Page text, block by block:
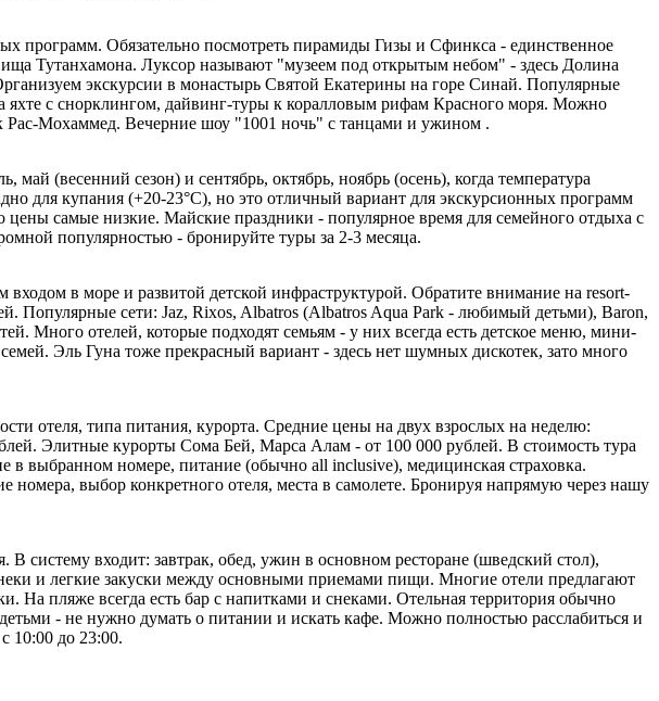
программ. Обязательно посмотреть пирамиды Гизы и Сфинкса - единственное
Тутанхамона. Луксор называют "музеем под открытым небом" - здесь Долина
экскурсии в монастырь Святой Екатерины на горе Синай. Популярные
с снорклингом, дайвинг-туры к коралловым рифам Красного моря. Можно
Мохаммед. Вечерние шоу "1001 ночь" с танцами и ужином .
(весенний сезон) и сентябрь, октябрь, ноябрь (осень), когда температура
для купания (+20-23°C), но это отличный вариант для экскурсионных программ
самые низкие. Майские праздники - популярное время для семейного отдыха с
популярностью - бронируйте туры за 2-3 месяца.
в море и развитой детской инфраструктурой. Обратите внимание на resort-
Популярные сети: Jaz, Rixos, Albatros (Albatros Aqua Park - любимый детьми), Baron,
Много отелей, которые подходят семьям - у них всегда есть детское меню, мини-
Эль Гуна тоже прекрасный вариант - здесь нет шумных дискотек, зато много
отеля, типа питания, курорта. Средние цены на двух взрослых на неделю:
Элитные курорты Сома Бей, Марса Алам - от 100 000 рублей. В стоимость тура
в выбранном номере, питание (обычно all inclusive), медицинская страховка.
выбор конкретного отеля, места в самолете. Бронируя напрямую через нашу
систему входит: завтрак, обед, ужин в основном ресторане (шведский стол),
и легкие закуски между основными приемами пищи. Многие отели предлагают
На пляже всегда есть бар с напитками и снеками. Отельная территория обычно
- не нужно думать о питании и искать кафе. Можно полностью расслабиться и
10:00 до 23:00.